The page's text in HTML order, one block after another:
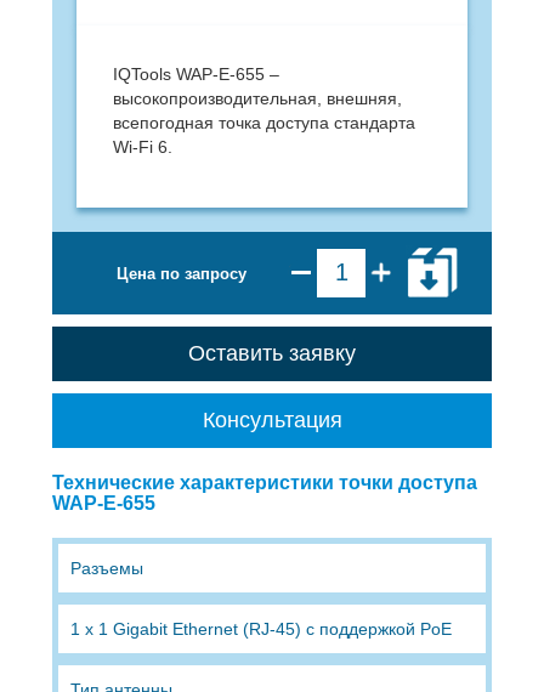
IQTools WAP-E-655 –
высокопроизводительная, внешняя,
всепогодная точка доступа стандарта
Wi-Fi 6.
Цена по запросу
Оставить заявку
Консультация
Технические характеристики точки доступа
WAP-E-655
Разъемы
1 х 1 Gigabit Ethernet (RJ-45) с поддержкой PoE